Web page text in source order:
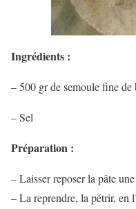
Ingrédients :
– 500 gr de semoule fine de
– Sel
Préparation :
– Laisser reposer la pâte
– La reprendre, la pétrir, en